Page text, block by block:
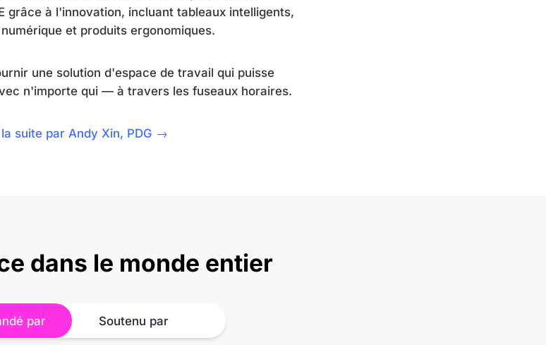
grâce à l'innovation, incluant tableaux intelligents,
et produits ergonomiques.
une solution d'espace de travail qui puisse
n'importe qui — à travers les fuseaux horaires.
suite par Andy Xin, PDG →
dans le monde entier
par Soutenu par